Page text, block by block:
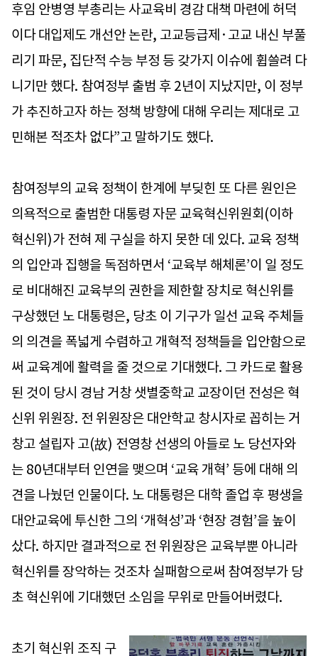
후임 안병영 부총리는 사교육비 경감 대책 마련에 허덕
이다 대입제도 개선안 논란, 고교등급제·고교 내신 부풀
리기 파문, 집단적 수능 부정 등 갖가지 이슈에 휩쓸려 다
니기만 했다. 참여정부 출범 후 2년이 지났지만, 이 정부
가 추진하고자 하는 정책 방향에 대해 우리는 제대로 고
민해본 적조차 없다”고 말하기도 했다.
참여정부의 교육 정책이 한계에 부딪힌 또 다른 원인은
의욕적으로 출범한 대통령 자문 교육혁신위원회(이하
혁신위)가 전혀 제 구실을 하지 못한 데 있다. 교육 정책
의 입안과 집행을 독점하면서 ‘교육부 해체론’이 일 정도
로 비대해진 교육부의 권한을 제한할 장치로 혁신위를
구상했던 노 대통령은, 당초 이 기구가 일선 교육 주체들
의 의견을 폭넓게 수렴하고 개혁적 정책들을 입안함으로
써 교육계에 활력을 줄 것으로 기대했다. 그 카드로 활용
된 것이 당시 경남 거창 샛별중학교 교장이던 전성은 혁
신위 위원장. 전 위원장은 대안학교 창시자로 꼽히는 거
창고 설립자 고(故) 전영창 선생의 아들로 노 당선자와
는 80년대부터 인연을 맺으며 ‘교육 개혁’ 등에 대해 의
견을 나눴던 인물이다. 노 대통령은 대학 졸업 후 평생을
대안교육에 투신한 그의 ‘개혁성’과 ‘현장 경험’을 높이
샀다. 하지만 결과적으로 전 위원장은 교육부뿐 아니라
혁신위를 장악하는 것조차 실패함으로써 참여정부가 당
초 혁신위에 기대했던 소임을 무위로 만들어버렸다.
초기 혁신위 조직 구